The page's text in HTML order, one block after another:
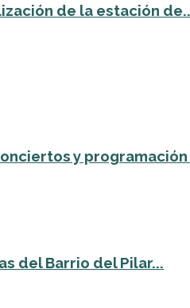
de la estación
y
del Barrio del Pilar...